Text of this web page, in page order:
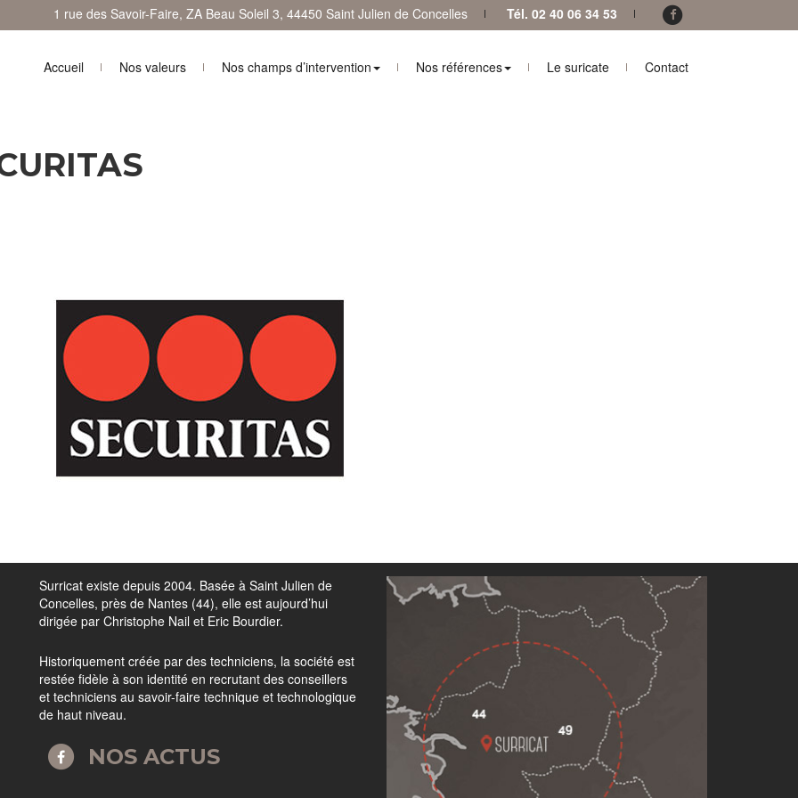
1 rue des Savoir-Faire, ZA Beau Soleil 3, 44450 Saint Julien de Concelles Tél. 02 40 06 34 53
Accueil Nos valeurs Nos champs d’intervention Nos références Le suricate Contact
Surricat existe depuis 2004. Basée à Saint Julien de
Concelles, près de Nantes (44), elle est aujourd’hui
dirigée par Christophe Nail et Eric Bourdier.
Historiquement créée par des techniciens, la société est
restée fidèle à son identité en recrutant des conseillers
et techniciens au savoir-faire technique et technologique
de haut niveau.
NOS ACTUS